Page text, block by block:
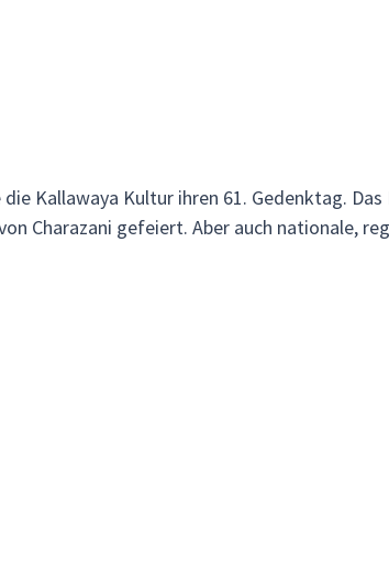
Kallawaya Kultur ihren 61. Gedenktag.
Charazani gefeiert. Aber auch nationale,